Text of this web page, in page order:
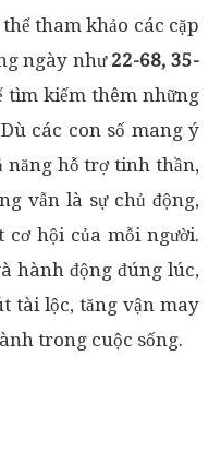
tham khảo các cặp
ngày như 22-68, 35-
tìm kiếm thêm những
các con số mang ý
năng hỗ trợ tinh thần,
vẫn là sự chủ động,
hội của mỗi người.
hành động đúng lúc,
tài lộc, tăng vận may
trong cuộc sống.